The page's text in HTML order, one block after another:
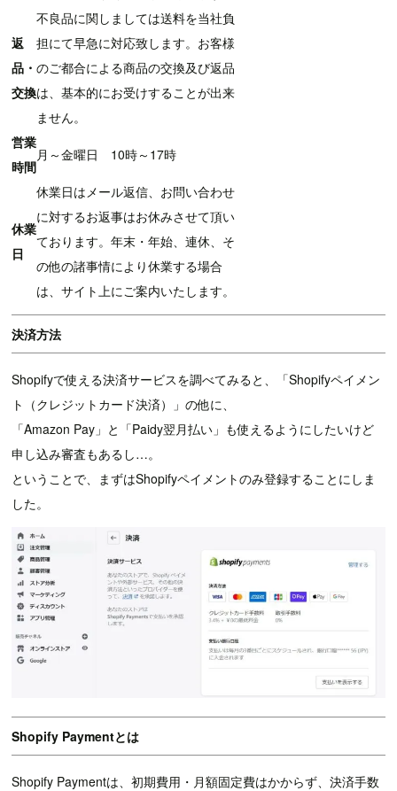
返
品・
交換
不良品に関しましては送料を当社負
担にて早急に対応致します。お客様
のご都合による商品の交換及び返品
は、基本的にお受けすることが出来
ません。
営業
時間
月～金曜日 10時～17時
休業
日
休業日はメール返信、お問い合わせ
に対するお返事はお休みさせて頂い
ております。年末・年始、連休、そ
の他の諸事情により休業する場合
は、サイト上にご案内いたします。
決済方法
Shopifyで使える決済サービスを調べてみると、「Shopifyペイメン
ト（クレジットカード決済）」の他に、
「Amazon Pay」と「Paidy翌月払い」も使えるようにしたいけど
申し込み審査もあるし…。
ということで、まずはShopifyペイメントのみ登録することにしま
した。
Shopify Paymentとは
Shopify Paymentは、初期費用・月額固定費はかからず、決済手数